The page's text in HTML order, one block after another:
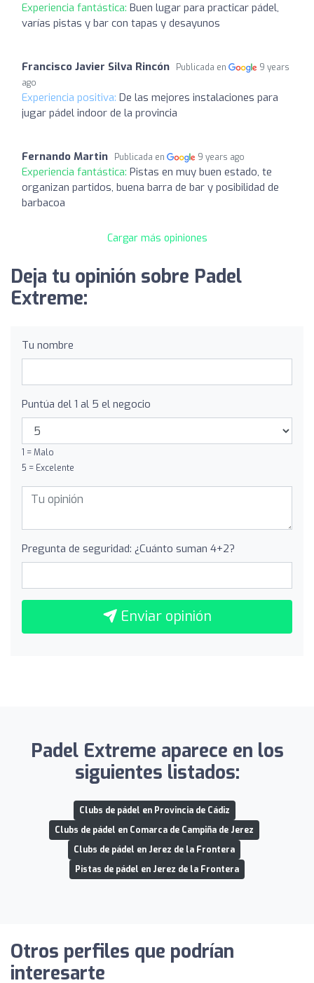
Experiencia fantástica: Buen lugar para practicar pádel,
varías pistas y bar con tapas y desayunos​
Francisco Javier Silva Rincón Publicada en
9 years
ago
Experiencia positiva: De las mejores instalaciones para
jugar pádel indoor de la provincia
Fernando Martin Publicada en 9 years ago
Experiencia fantástica: Pistas en muy buen estado, te
organizan partidos, buena barra de bar y posibilidad de
barbacoa
Cargar más opiniones
Deja tu opinión sobre Padel
Extreme:
Tu nombre
Puntúa del 1 al 5 el negocio
1 = Malo
5 = Excelente
Pregunta de seguridad: ¿Cuánto suman 4+2?
Enviar opinión
Padel Extreme aparece en los
siguientes listados:
Clubs de pádel en Provincia de Cádiz
Clubs de pádel en Comarca de Campiña de Jerez
Clubs de pádel en Jerez de la Frontera
Pistas de pádel en Jerez de la Frontera
Otros perfiles que podrían
interesarte